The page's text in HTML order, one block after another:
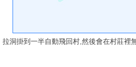
拉洞掛到一半自動飛回村,然後會在村莊裡